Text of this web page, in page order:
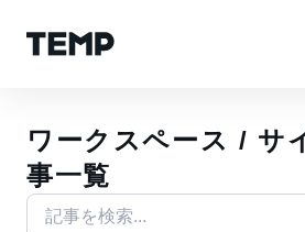
ワークスペース / サ
事一覧